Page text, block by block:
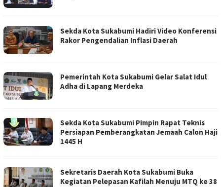
Sekda Kota Sukabumi Hadiri Video Konferensi
Rakor Pengendalian Inflasi Daerah
Pemerintah Kota Sukabumi Gelar Salat Idul
Adha di Lapang Merdeka
Sekda Kota Sukabumi Pimpin Rapat Teknis
Persiapan Pemberangkatan Jemaah Calon Haji
1445 H
Sekretaris Daerah Kota Sukabumi Buka
Kegiatan Pelepasan Kafilah Menuju MTQ ke 38